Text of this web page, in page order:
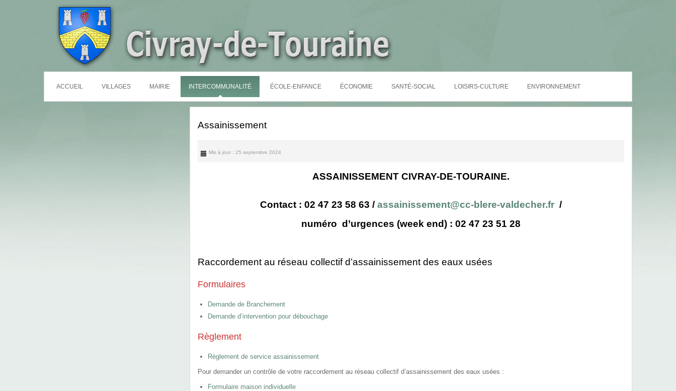
ACCUEIL VILLAGES MAIRIE INTERCOMMUNALITÉ ÉCOLE-ENFANCE ÉCONOMIE SANTÉ-SOCIAL LOISIRS-CULTURE ENVIRONNEMENT
Assainissement
Mis à jour : 25 septembre 2024
ASSAINISSEMENT CIVRAY-DE-TOURAINE.
Contact : 02 47 23 58 63 / assainissement@cc-blere-valdecher.fr/
numéro d’urgences (week end) : 02 47 23 51 28
Raccordement au réseau collectif d’assainissement des eaux usées
Formulaires
Demande de Branchement
Demande d’intervention pour débouchage
Règlement
Règlement de service assainissement
Pour demander un contrôle de votre raccordement au réseau collectif d’assainissement des eaux usées :
Formulaire maison individuelle